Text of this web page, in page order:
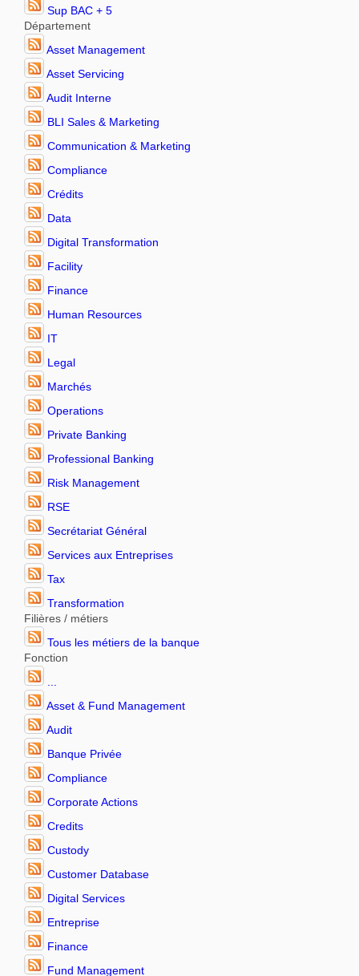
Sup BAC + 5
Département
Asset Management
Asset Servicing
Audit Interne
BLI Sales & Marketing
Communication & Marketing
Compliance
Crédits
Data
Digital Transformation
Facility
Finance
Human Resources
IT
Legal
Marchés
Operations
Private Banking
Professional Banking
Risk Management
RSE
Secrétariat Général
Services aux Entreprises
Tax
Transformation
Filières / métiers
Tous les métiers de la banque
Fonction
Asset & Fund Management
Audit
Banque Privée
Compliance
Corporate Actions
Credits
Custody
Customer Database
Digital Services
Entreprise
Finance
Fund Management